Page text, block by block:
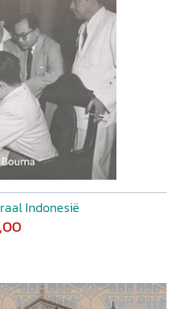
Indonesië